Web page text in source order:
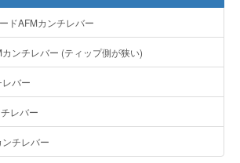
ドAFMカンチレバー
ンチレバー (ティップ側が狭い)
バー
レバー
チレバー